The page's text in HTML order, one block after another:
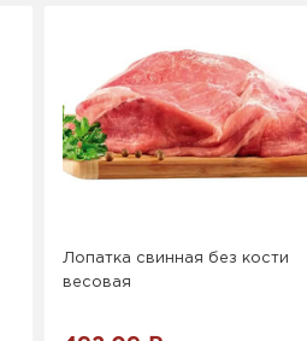
Лопатка свинная без кости
весовая